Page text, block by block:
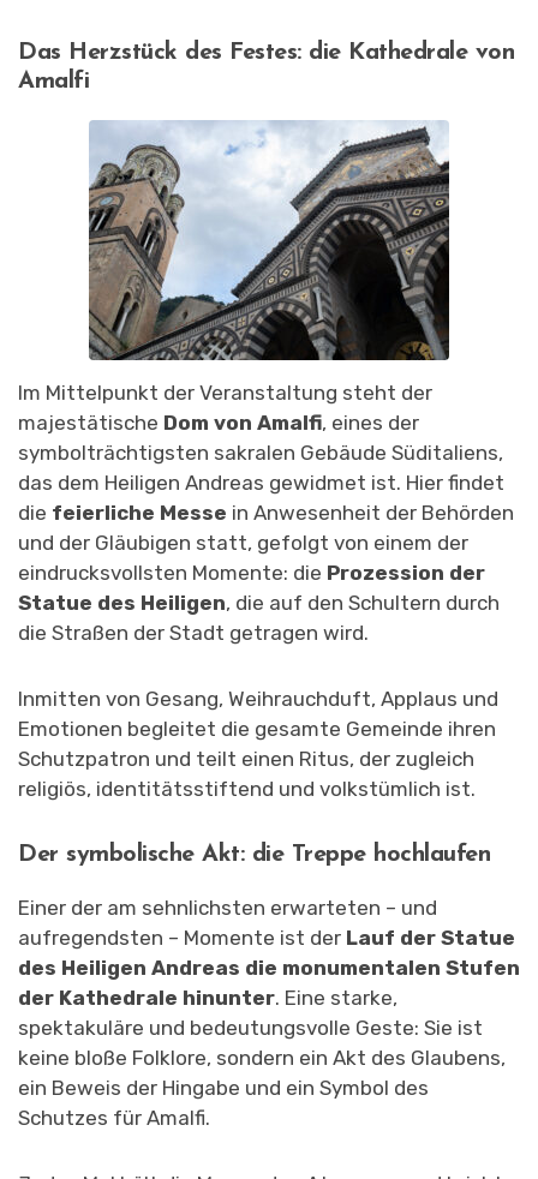
Das Herzstück des Festes: die Kathedrale von
Amalfi
Im Mittelpunkt der Veranstaltung steht der
majestätische Dom von Amalfi, eines der
symbolträchtigsten sakralen Gebäude Süditaliens,
das dem Heiligen Andreas gewidmet ist. Hier findet
die feierliche Messe in Anwesenheit der Behörden
und der Gläubigen statt, gefolgt von einem der
eindrucksvollsten Momente: die Prozession der
Statue des Heiligen, die auf den Schultern durch
die Straßen der Stadt getragen wird.
Inmitten von Gesang, Weihrauchduft, Applaus und
Emotionen begleitet die gesamte Gemeinde ihren
Schutzpatron und teilt einen Ritus, der zugleich
religiös, identitätsstiftend und volkstümlich ist.
Der symbolische Akt: die Treppe hochlaufen
Einer der am sehnlichsten erwarteten – und
aufregendsten – Momente ist der Lauf der Statue
des Heiligen Andreas die monumentalen Stufen
der Kathedrale hinunter. Eine starke,
spektakuläre und bedeutungsvolle Geste: Sie ist
keine bloße Folklore, sondern ein Akt des Glaubens,
ein Beweis der Hingabe und ein Symbol des
Schutzes für Amalfi.